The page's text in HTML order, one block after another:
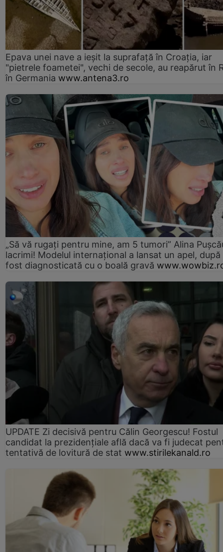
Epava unei nave a ieșit la suprafață în Croația, iar
"pietrele foametei", vechi de secole, au reapărut în
în Germania www.antena3.ro
„Să vă rugați pentru mine, am 5 tumori” Alina
lacrimi! Modelul internațional a lansat un apel, după
fost diagnosticată cu o boală gravă
UPDATE Zi decisivă pentru Călin Georgescu! Fostul
candidat la prezidențiale află dacă va fi judecat
tentativă de lovitură de stat www.stirilekanald.ro